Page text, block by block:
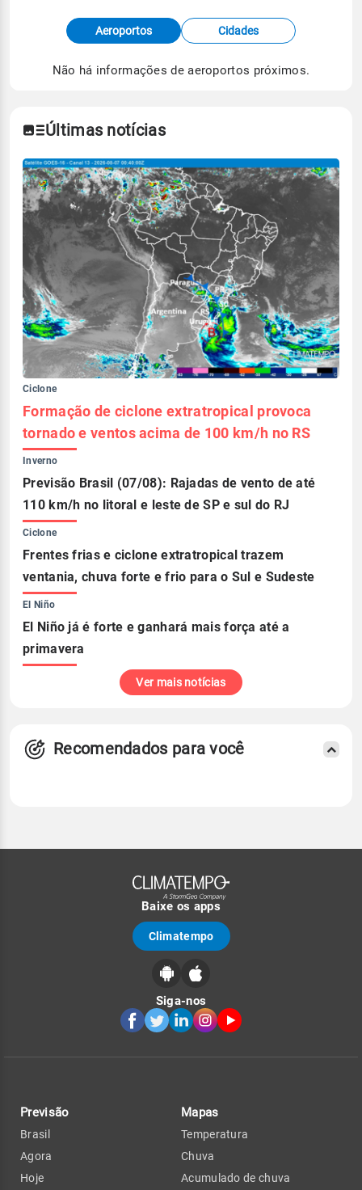
Fonte: dados combinados de estações
meteorológicas e satélite do Centro de Previsão
de Tempo e Estudos Climáticos (CPTEC).
Aeroportos Cidades
Não há informações de aeroportos próximos.
Últimas notícias
Ciclone
Formação de ciclone extratropical provoca
tornado e ventos acima de 100 km/h no RS
Inverno
Previsão Brasil (07/08): Rajadas de vento de até
110 km/h no litoral e leste de SP e sul do RJ
Ciclone
Frentes frias e ciclone extratropical trazem
ventania, chuva forte e frio para o Sul e Sudeste
El Niño
El Niño já é forte e ganhará mais força até a
primavera
Ver mais notícias
Recomendados para você
Baixe os apps
Climatempo
Siga-nos
Previsão
Brasil
Agora
Hoje
Mapas
Temperatura
Chuva
Acumulado de chuva